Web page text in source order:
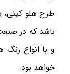
طرح هلو کیتی،
باشد که در
و با انواع رنگ
خواهد بود.